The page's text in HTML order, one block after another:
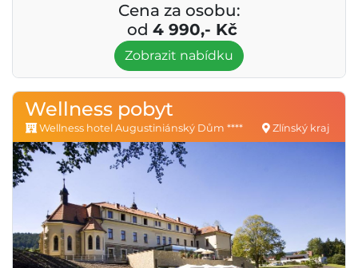
Cena za osobu:
od 4 990,- Kč
Zobrazit nabídku
Wellness pobyt
Wellness hotel Augustiniánský Dům **** Zlínský kraj